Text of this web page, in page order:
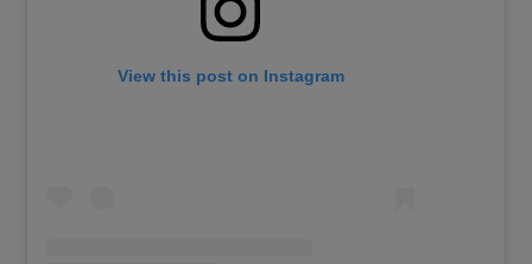
View this post on Instagram